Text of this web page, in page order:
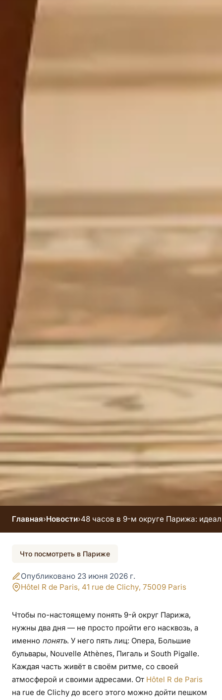
48 часов в 9-м
округе Парижа:
идеальный
маршрут от отеля
Главная›Новости›48 часов в 9-м округе Парижа:
Что посмотреть в Париже
Опубликовано 23 июня 2026 г.
Hôtel R de Paris, 41 rue de Clichy, 75009 Paris
Чтобы по-настоящему понять 9-й округ Парижа,
нужны два дня — не просто пройти его насквозь, а
именно понять. У него пять лиц: Опера, Большие
бульвары, Nouvelle Athènes, Пигаль и South Pigalle.
Каждая часть живёт в своём ритме, со своей
атмосферой и своими адресами. От Hôtel R de Paris
на rue de Clichy до всего этого можно дойти пешком